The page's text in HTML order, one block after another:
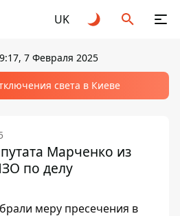
UK
7 Февраля 2025
света в Киеве
Марченко из
по делу
меру пресечения в